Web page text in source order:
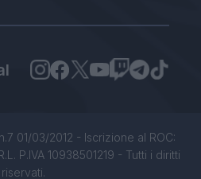
01/03/2012 - Iscrizione al ROC:
P.IVA 10938501219 - Tutti i diritti
riservati.